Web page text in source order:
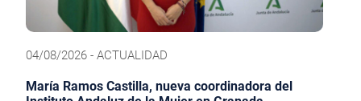
04/08/2026 - ACTUALIDAD
María Ramos Castilla, nueva coordinadora del